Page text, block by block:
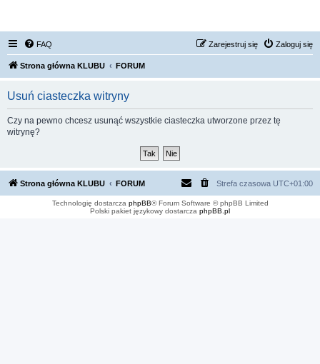
FAQ Zaloguj się
Zarejestruj się
Strona główna KLUBU FORUM
Usuń ciasteczka witryny
Czy na pewno chcesz usunąć wszystkie ciasteczka utworzone przez tę
witrynę?
Strona główna KLUBU FORUM Strefa czasowa UTC+01:00
Technologię dostarcza phpBB® Forum Software © phpBB Limited
Polski pakiet językowy dostarcza phpBB.pl